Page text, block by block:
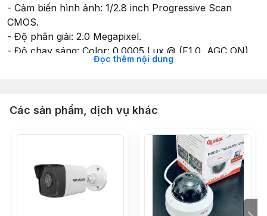
- Cảm biến hình ảnh: 1/2.8 inch Progressive Scan
CMOS.
- Độ phân giải: 2.0 Megapixel.
- Độ chạy sáng: Color: 0.0005 Lux @ (F1.0, AGC ON),
B/W: 0 Lux with Light.
- Chống báo giả bằng thuật toán deep learning phân
- Chức chống ngược sáng BLC (BackLight
- Chức năng lọc nhiễu kỹ thuật số 3D DNR.
- Hỗ trợ khe cắm thẻ nhớ microSD/SDHC/SDXC/TF
dung lượng lên đến 256GB.
Đọc thêm nội dung
Các sản phẩm, dịch vụ khác